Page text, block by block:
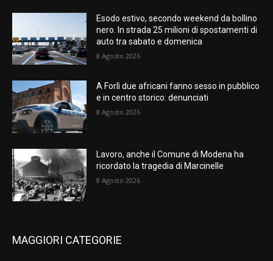
Esodo estivo, secondo weekend da bollino
nero. In strada 25 milioni di spostamenti di
auto tra sabato e domenica
8 Agosto 2026
A Forlì due africani fanno sesso in pubblico
e in centro storico: denunciati
8 Agosto 2026
Lavoro, anche il Comune di Modena ha
ricordato la tragedia di Marcinelle
8 Agosto 2026
MAGGIORI CATEGORIE